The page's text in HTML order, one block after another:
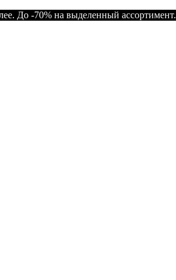
До -70% на выделенный ассортимент.